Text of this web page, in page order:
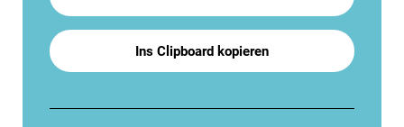
Ins Clipboard kopieren